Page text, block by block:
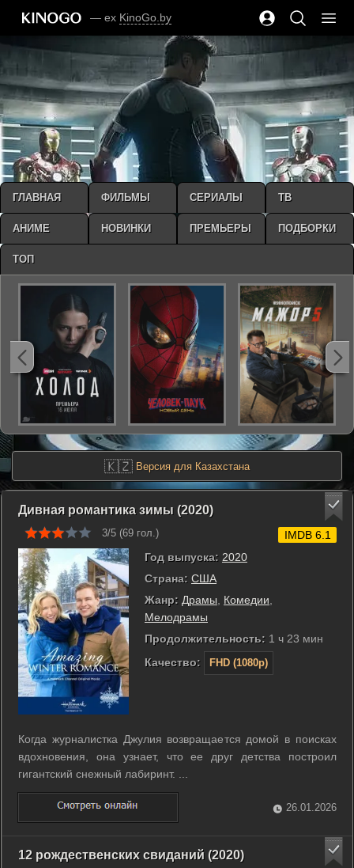
— ex KinoGo.by
🇰🇿 Версия для Казахстана
Дивная романтика зимы (2020)
3/5 (69 гол.)
Год выпуска: 2020
Страна: США
Жанр: Драмы Комедии
Мелодрамы
Продолжительность: 1 ч 23 мин
Качество:
FHD (1080p)
IMDB 6.1
Когда журналистка Джулия возвращается домой в поисках
вдохновения, она узнает, что ее друг детства построил
гигантский снежный лабиринт. ...
26.01.2026
12 рождественских свиданий (2020)
ГЛАВНАЯ ФИЛЬМЫ СЕРИАЛЫ ТВ
АНИМЕ НОВИНКИ ПРЕМЬЕРЫ ПОДБОРКИ
ТОП